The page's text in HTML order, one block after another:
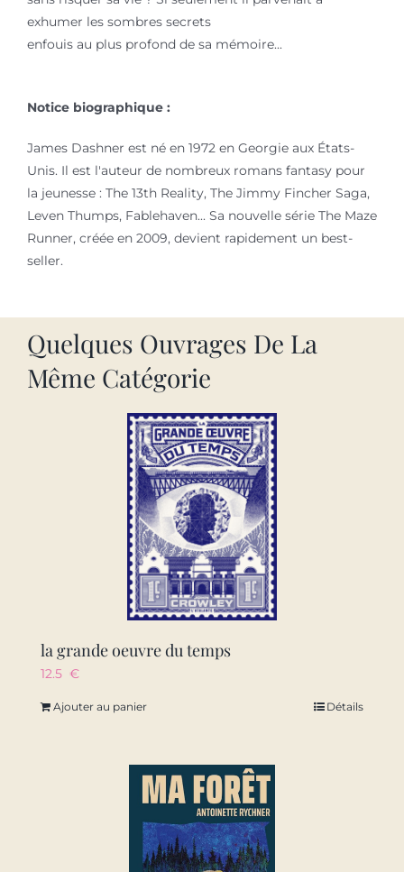
exhumer les sombres secrets
enfouis au plus profond de sa mémoire...
Notice biographique :
James Dashner est né en 1972 en Georgie aux États-
Unis. Il est l'auteur de nombreux romans fantasy pour
la jeunesse : The 13th Reality, The Jimmy Fincher Saga,
Leven Thumps, Fablehaven... Sa nouvelle série The Maze
Runner, créée en 2009, devient rapidement un best-
seller.
Quelques Ouvrages De La
Même Catégorie
la grande oeuvre du temps
12.5 €
Ajouter au panier Détails